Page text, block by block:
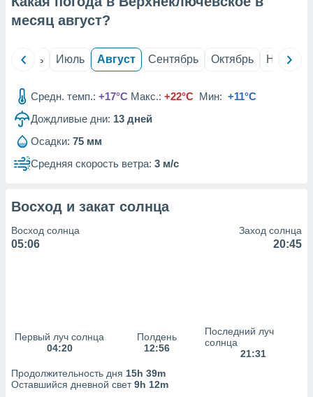
из
данных
наших 1199
месяц август?
Июнь Июль Август Сентябрь Октябрь Ноябрь
Средн. темп.: +17°C Макс.: +22°C Мин: +11°C
Дождливые дни: 13 дней
Осадки: 75 мм
Средняя скорость ветра: 3 м/с
Восход и закат солнца
Восход солнца
05:06
Заход солнца
20:45
Первый луч солнца
04:20
Полдень
12:56
Последний луч
солнца
21:31
Продолжительность дня 15h 39m
Оставшийся дневной свет9h 12m